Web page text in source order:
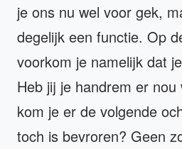
je ons nu wel voor gek,
degelijk een functie. Op
voorkom je namelijk dat
Heb jij je handrem er nou
kom je er de volgende
toch is bevroren? Geen